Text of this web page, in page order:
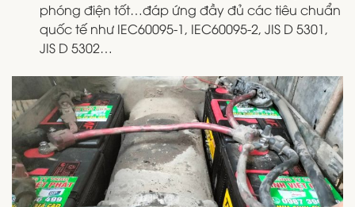
phóng điện tốt…đáp ứng đầy đủ các tiêu chuẩn
quốc tế như IEC60095-1, IEC60095-2, JIS D 5301,
JIS D 5302…